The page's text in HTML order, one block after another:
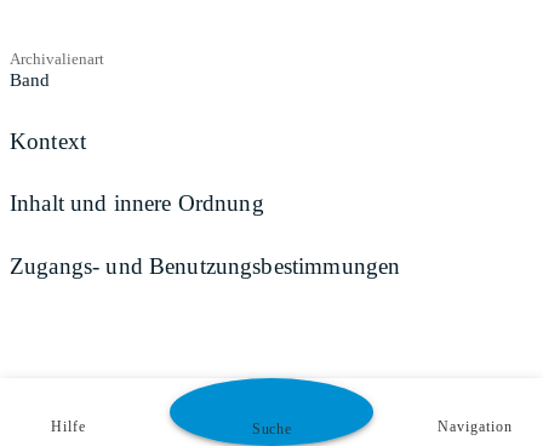
Archivalienart
Band
Kontext
Inhalt und innere Ordnung
Zugangs- und Benutzungsbestimmungen
Hilfe Suche Navigation